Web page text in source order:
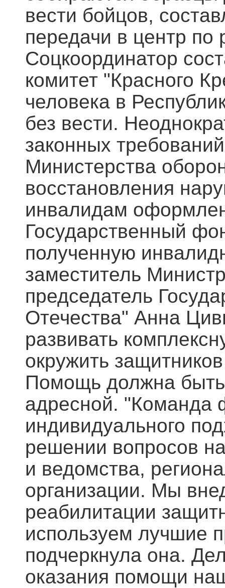
вести бойцов,
передачи в центр по
Соцкоординатор
комитет "Красного
человека в
без вести.
законных
Министерства
восстановления
инвалидам
Государственный
полученную
заместитель
председатель
Отечества" Анна
развивать
окружить
Помощь должна
адресной. "Команда
индивидуального
решении вопросов
и ведомства,
организации. Мы
реабилитации
используем лучшие
подчеркнула она.
оказания помощи